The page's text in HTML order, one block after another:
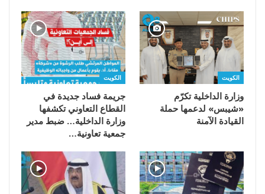
الكويت
وزارة الداخلية تكرّم
«شيبس» لدعمها حملة
القيادة الآمنة
الكويت
جريمة فساد جديدة في
القطاع التعاوني تكشفها
وزارة الداخلية… ضبط مدير
جمعية تعاونية…